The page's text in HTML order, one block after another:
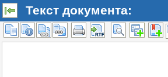
Текст документа: